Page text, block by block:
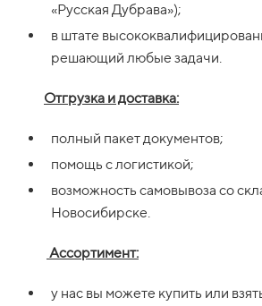
«Русская Дубрава»);
в штате
решающий любые задачи.
Отгрузка и доставка:
полный пакет документов;
помощь с логистикой;
возможность самовывоза со
Новосибирске.
Ассортимент:
у нас вы можете купить или